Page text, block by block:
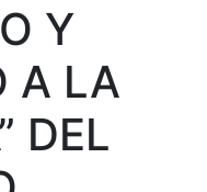
Y
A LA
DEL